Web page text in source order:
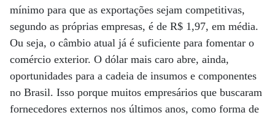
mínimo para que as exportações sejam competitivas,
segundo as próprias empresas, é de R$ 1,97, em média.
Ou seja, o câmbio atual já é suficiente para fomentar o
comércio exterior. O dólar mais caro abre, ainda,
oportunidades para a cadeia de insumos e componentes
no Brasil. Isso porque muitos empresários que buscaram
fornecedores externos nos últimos anos, como forma de